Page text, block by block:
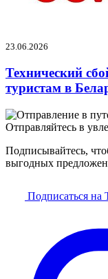
23.06.2026
Технический
туристам в
Отправляйтесь в
Подписывайтесь,
выгодных
Подписаться на